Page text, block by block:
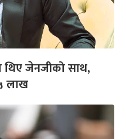
थिए जेनजीको साथ,
लाख